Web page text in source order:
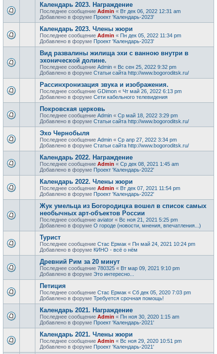
Календарь 2023. Награждение
Последнее сообщение Admin « Вт дек 06, 2022 12:31 am
Добавлено в форуме Проект 'Календарь-2023'
Календарь 2023. Члены жюри
Последнее сообщение Admin « Пн дек 05, 2022 11:34 pm
Добавлено в форуме Проект 'Календарь-2023'
Вид развалины жилища эхи с ванною внутри в
эхонической долине.
Последнее сообщение Admin « Вс сен 25, 2022 9:32 pm
Добавлено в форуме Статьи сайта http://www.bogoroditsk.ru/
Рассинхронизация звука и изображения.
Последнее сообщение GDimon « Чт май 26, 2022 6:13 pm
Добавлено в форуме Сети кабельного телевидения
Покровская церковь
Последнее сообщение Admin « Ср май 18, 2022 3:29 pm
Добавлено в форуме Статьи сайта http://www.bogoroditsk.ru/
Эхо Чернобыля
Последнее сообщение Admin « Ср апр 27, 2022 3:34 pm
Добавлено в форуме Статьи сайта http://www.bogoroditsk.ru/
Календарь 2022. Награждение
Последнее сообщение Admin « Ср дек 08, 2021 1:45 am
Добавлено в форуме Проект 'Календарь-2022'
Календарь 2022. Члены жюри
Последнее сообщение Admin « Вт дек 07, 2021 11:54 pm
Добавлено в форуме Проект 'Календарь-2022'
Жук умельца из Богородицка вошел в список самых
необычных арт-объектов России
Последнее сообщение aviator « Вс ноя 21, 2021 5:25 pm
Добавлено в форуме О городе (новости, мнения, впечатления...)
Турист
Последнее сообщение Стас Ермак « Пн май 24, 2021 10:24 pm
Добавлено в форуме КИНО - всё о нём
Древний Рим за 20 минут
Последнее сообщение 780325 « Вт мар 09, 2021 9:10 pm
Добавлено в форуме Это интересно...
Петиция
Последнее сообщение Стас Ермак « Сб дек 05, 2020 7:03 pm
Добавлено в форуме Требуется срочная помощь!
Календарь 2021. Награждение
Последнее сообщение Admin « Пн ноя 30, 2020 1:15 am
Добавлено в форуме Проект 'Календарь-2021'
Календарь 2021. Члены жюри
Последнее сообщение Admin « Вс ноя 29, 2020 10:51 pm
Добавлено в форуме Проект 'Календарь-2021'